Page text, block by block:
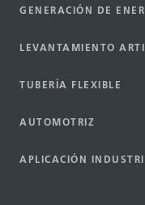
GENERACIÓN DE
LEVANTAMIENTO
TUBERÍA FLEXIBLE
AUTOMOTRIZ
APLICACIÓN